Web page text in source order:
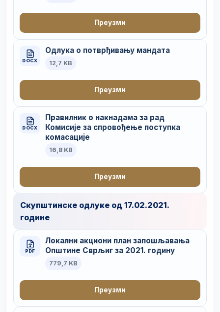
Преузми
DOCX
Одлука о потврђивању мандата
12,7 KB
Преузми
DOCX
Правилник о накнадама за рад
Комисије за спровођење поступка
комасације
16,8 KB
Преузми
Скупштинске одлуке од 17.02.2021.
године
PDF
Локални акциони план запошљавања
Општине Сврљиг за 2021. годину
779,7 KB
Преузми